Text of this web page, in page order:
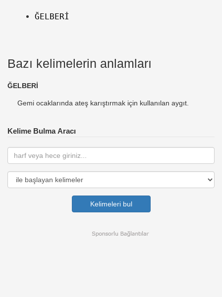
ĞELBERİ
Bazı kelimelerin anlamları
ĞELBERİ
Gemi ocaklarında ateş karıştırmak için kullanılan aygıt.
Kelime Bulma Aracı